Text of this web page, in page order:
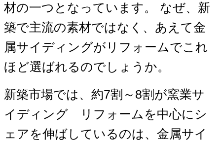
材の一つとなっています。 なぜ、新
築で主流の素材ではなく、あえて金
属サイディングがリフォームでこれ
ほど選ばれるのでしょうか。
新築市場では、約7割～8割が窯業サ
イディング リフォームを中心にシ
ェアを伸ばしているのは、金属サイ